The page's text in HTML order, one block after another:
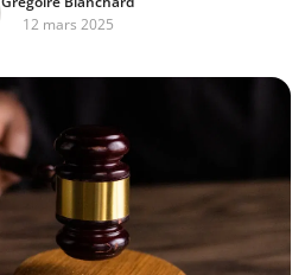
12 mars 2025